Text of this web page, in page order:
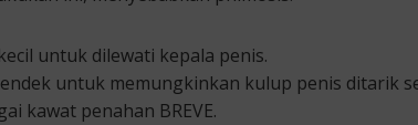
untuk dilewati kepala penis.
untuk memungkinkan kulup penis ditarik
kawat penahan BREVE.